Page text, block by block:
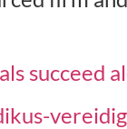
succeed